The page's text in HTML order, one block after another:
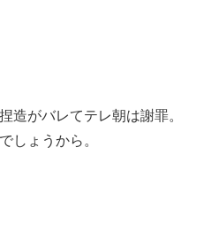
造がバレてテレ朝は謝罪。
しょうから。